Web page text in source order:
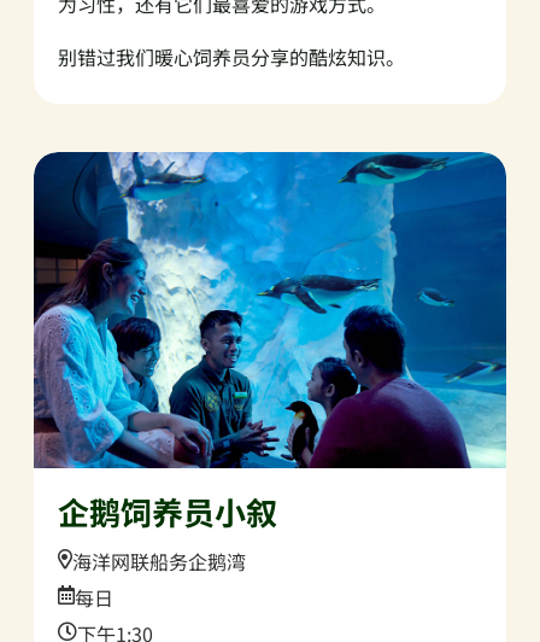
别错过我们暖心饲养员分享的酷炫知识。
企鹅饲养员小叙
Location:
海洋网联船务企鹅湾
Date:
每日
Time:
下午1:30